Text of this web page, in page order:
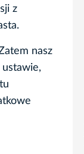
z
nasz